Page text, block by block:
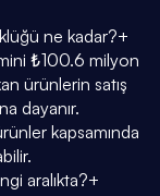
ne kadar?+
₺100.6 milyon
ürünlerin satış
dayanır.
kapsamında
aralıkta?+